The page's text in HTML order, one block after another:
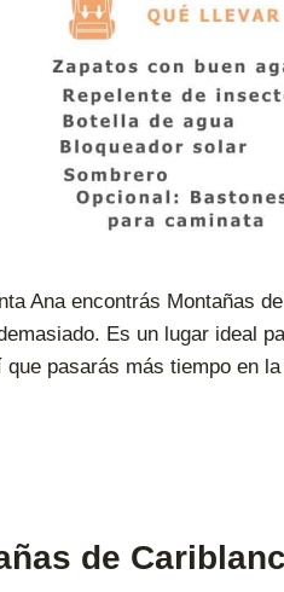
Ana encontrás Montañas
Es un lugar ideal
pasarás más tiempo en
de